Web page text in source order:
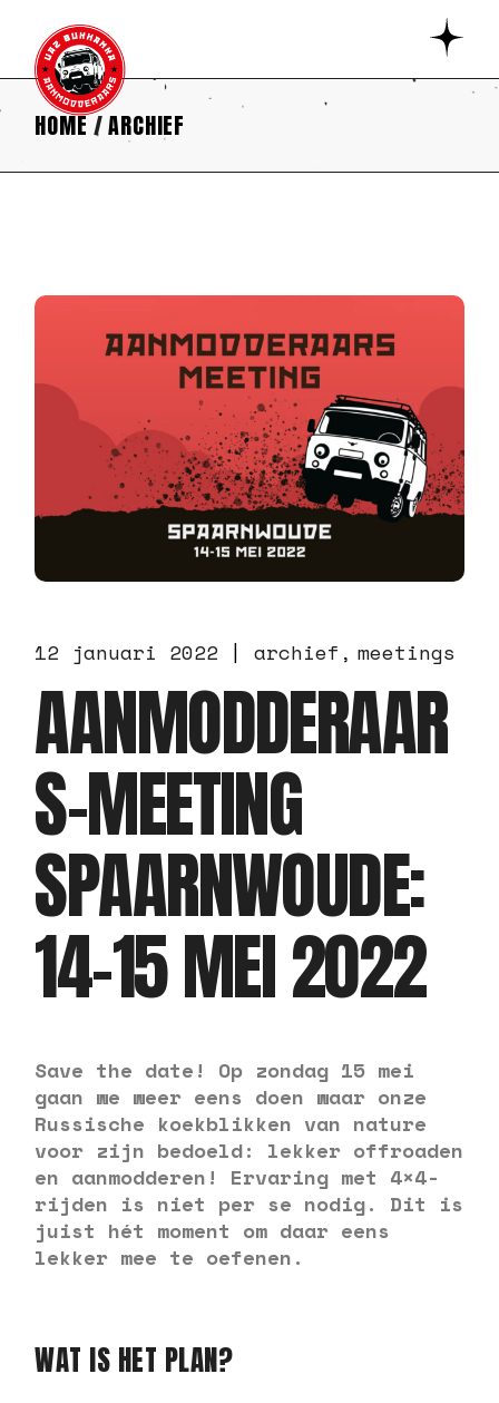
HOME ARCHIEF
12 januari 2022 archief meetings
AANMODDERAAR
S-MEETING
SPAARNWOUDE:
14-15 MEI 2022
Save the date! Op zondag 15 mei
gaan we weer eens doen waar onze
Russische koekblikken van nature
voor zijn bedoeld: lekker offroaden
en aanmodderen! Ervaring met 4×4-
rijden is niet per se nodig. Dit is
juist hét moment om daar eens
lekker mee te oefenen.
WAT IS HET PLAN?